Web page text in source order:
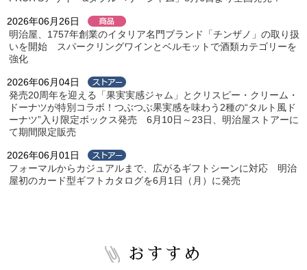
2026年06月26日
明治屋、1757年創業のイタリア名門ブランド「チンザノ」の取り扱
いを開始 スパークリングワインとベルモットで酒類カテゴリーを
強化
2026年06月04日
発売20周年を迎える「果実実感ジャム」とクリスピー・クリーム・
ドーナツが特別コラボ！つぶつぶ果実感を味わう2種の“タルト風ド
ーナツ”入り限定ボックス発売 6月10日～23日、明治屋ストアーに
て期間限定販売
2026年06月01日
フォーマルからカジュアルまで、広がるギフトシーンに対応 明治
屋初のカード型ギフトカタログを6月1日（月）に発売
おすすめ